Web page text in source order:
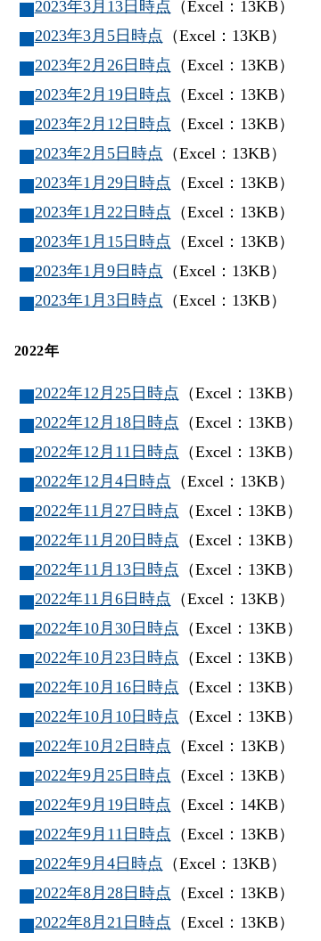
2023年3月13日時点 （Excel：13KB）
2023年3月5日時点 （Excel：13KB）
2023年2月26日時点 （Excel：13KB）
2023年2月19日時点 （Excel：13KB）
2023年2月12日時点 （Excel：13KB）
2023年2月5日時点 （Excel：13KB）
2023年1月29日時点 （Excel：13KB）
2023年1月22日時点 （Excel：13KB）
2023年1月15日時点 （Excel：13KB）
2023年1月9日時点 （Excel：13KB）
2023年1月3日時点 （Excel：13KB）
2022年
2022年12月25日時点 （Excel：13KB）
2022年12月18日時点 （Excel：13KB）
2022年12月11日時点 （Excel：13KB）
2022年12月4日時点 （Excel：13KB）
2022年11月27日時点 （Excel：13KB）
2022年11月20日時点 （Excel：13KB）
2022年11月13日時点 （Excel：13KB）
2022年11月6日時点 （Excel：13KB）
2022年10月30日時点 （Excel：13KB）
2022年10月23日時点 （Excel：13KB）
2022年10月16日時点 （Excel：13KB）
2022年10月10日時点 （Excel：13KB）
2022年10月2日時点 （Excel：13KB）
2022年9月25日時点 （Excel：13KB）
2022年9月19日時点 （Excel：14KB）
2022年9月11日時点 （Excel：13KB）
2022年9月4日時点 （Excel：13KB）
2022年8月28日時点 （Excel：13KB）
2022年8月21日時点 （Excel：13KB）